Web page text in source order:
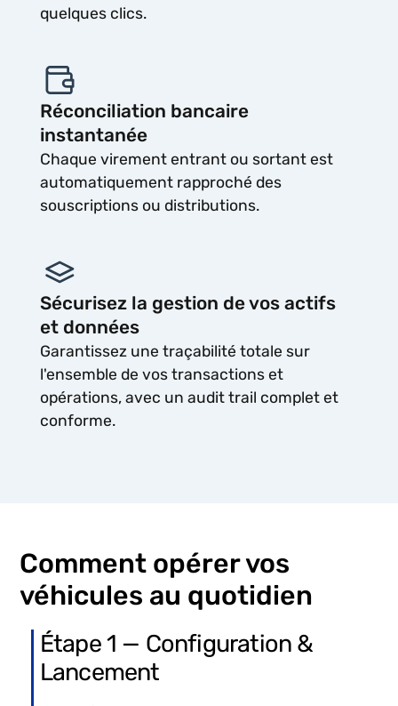
quelques clics.
Réconciliation bancaire
instantanée
Chaque virement entrant ou sortant est
automatiquement rapproché des
souscriptions ou distributions.
Sécurisez la gestion de vos actifs
et données
Garantissez une traçabilité totale sur
l'ensemble de vos transactions et
opérations, avec un audit trail complet et
conforme.
Comment opérer vos
véhicules au quotidien
Étape 1 — Configuration &
Lancement